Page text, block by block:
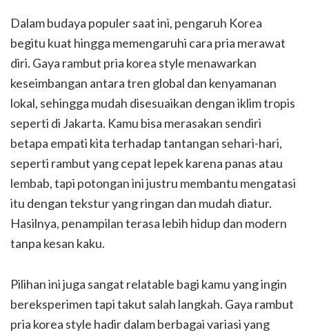
Dalam budaya populer saat ini, pengaruh Korea
begitu kuat hingga memengaruhi cara pria merawat
diri. Gaya rambut pria korea style menawarkan
keseimbangan antara tren global dan kenyamanan
lokal, sehingga mudah disesuaikan dengan iklim tropis
seperti di Jakarta. Kamu bisa merasakan sendiri
betapa empati kita terhadap tantangan sehari-hari,
seperti rambut yang cepat lepek karena panas atau
lembab, tapi potongan ini justru membantu mengatasi
itu dengan tekstur yang ringan dan mudah diatur.
Hasilnya, penampilan terasa lebih hidup dan modern
tanpa kesan kaku.
Pilihan ini juga sangat relatable bagi kamu yang ingin
bereksperimen tapi takut salah langkah. Gaya rambut
pria korea style hadir dalam berbagai variasi yang